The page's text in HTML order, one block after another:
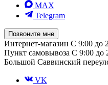
MAX
Telegram
Позвоните мне
Интернет-магазин С 9:00 до
Пункт самовывоза С 9:00 до
Большой Саввинский
VK